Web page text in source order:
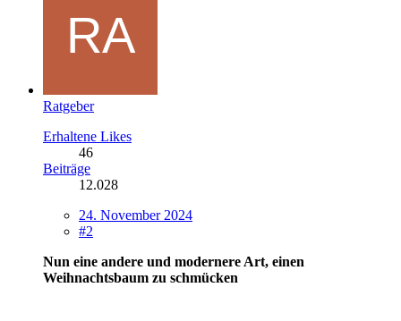
Ratgeber
Erhaltene Likes
46
Beiträge
12.028
24. November 2024
#2
Nun eine andere und modernere Art, einen
Weihnachtsbaum zu schmücken